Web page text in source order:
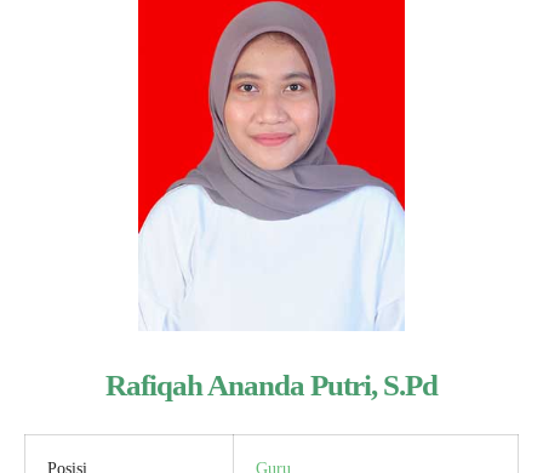
Rafiqah Ananda Putri, S.Pd
Posisi Guru